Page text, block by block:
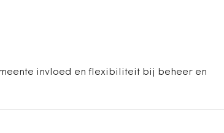
invloed en flexibiliteit bij beheer en